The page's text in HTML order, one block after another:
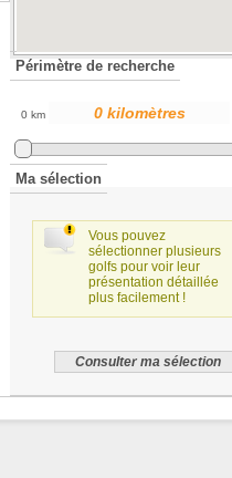
Périmètre de recherche
0 km
Ma sélection
Vous pouvez
sélectionner plusieurs
golfs pour voir leur
présentation détaillée
plus facilement !